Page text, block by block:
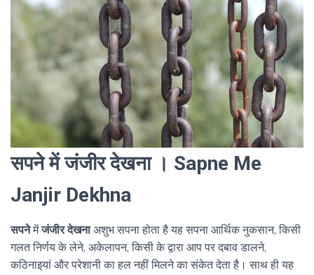
सपने में जंजीर देखना । Sapne Me
Janjir Dekhna
सपनेमेंजंजीर देखनाअशुभ सपना होता है यह सपना आर्थिक नुकसान, किसी
गलत निर्णय के लेने, अकेलापन, किसी के द्वारा आप पर दबाव डालने,
कठिनाइयां और परेशानी का हल नहीं मिलने का संकेत देता है। साथ ही यह